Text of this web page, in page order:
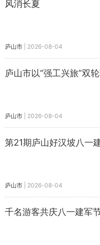
风消长夏
庐山市 2026-08-04
庐山市以“强工兴旅”双
庐山市 2026-08-04
第21期庐山好汉坡八一
庐山市 2026-08-04
千名游客共庆八一建军